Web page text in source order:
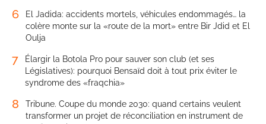
6
El Jadida: accidents mortels, véhicules endommagés… la
colère monte sur la «route de la mort» entre Bir Jdid et El
Oulja
7
Élargir la Botola Pro pour sauver son club (et ses
Législatives): pourquoi Bensaïd doit à tout prix éviter le
syndrome des «fraqchia»
8
Tribune. Coupe du monde 2030: quand certains veulent
transformer un projet de réconciliation en instrument de